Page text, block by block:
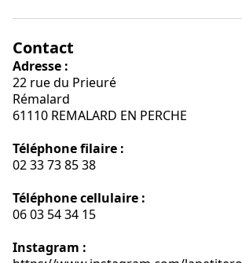
Contact
Adresse :
22 rue du Prieuré
Rémalard
61110 REMALARD EN PERCHE
Téléphone filaire :
02 33 73 85 38
Téléphone cellulaire :
06 03 54 34 15
Instagram :